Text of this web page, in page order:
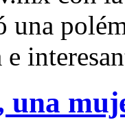
una
una